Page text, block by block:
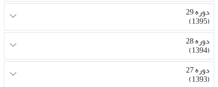
دوره 29
(1395)
دوره 28
(1394)
دوره 27
(1393)